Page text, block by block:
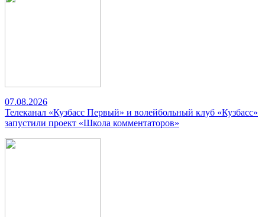
07.08.2026
Телеканал «Кузбасс Первый» и волейбольный клуб «Кузбасс»
запустили проект «Школа комментаторов»